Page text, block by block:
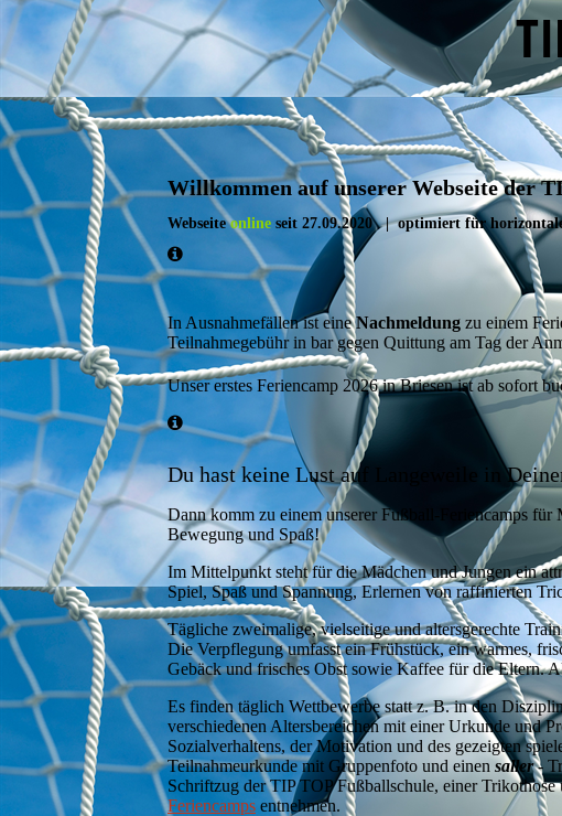
Willkommen auf unserer Webseite der
Webseiteonline seit 27.09.2020 | optimiert für
In Ausnahmefällen ist eineNachmeldung zu einem
Teilnahmegebühr in bar gegen Quittung am Tag der
Unser erstes Feriencamp 2026 in Briesen ist ab sofort
Du hast keine Lust auf Langeweile in
Dann komm zu einem unserer Fußball-Feriencamps für
Bewegung und Spaß!
Im Mittelpunkt steht für die Mädchen und Jungen ein
Spiel, Spaß und Spannung, Erlernen von raffinierten
Tägliche zweimalige, vielseitige und altersgerechte
Die Verpflegung umfasst ein Frühstück, ein warmes,
Gebäck und frisches Obst sowie Kaffee für die Eltern.
Es finden täglich Wettbewerbe statt z. B. in den
verschiedenen Altersbereichen mit einer Urkunde und
Sozialverhaltens, der Motivation und des gezeigten
Teilnahmeurkunde mit Gruppenfoto und einen saller-
Schriftzug der TIP TOP Fußballschule, einer
Feriencamps entnehmen.